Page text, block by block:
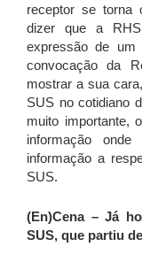
receptor se torna
dizer que a
expressão de
convocação da
mostrar a sua
SUS no cotidiano
muito importante,
informação
informação a
SUS.
(En)Cena – Já
SUS, que partiu